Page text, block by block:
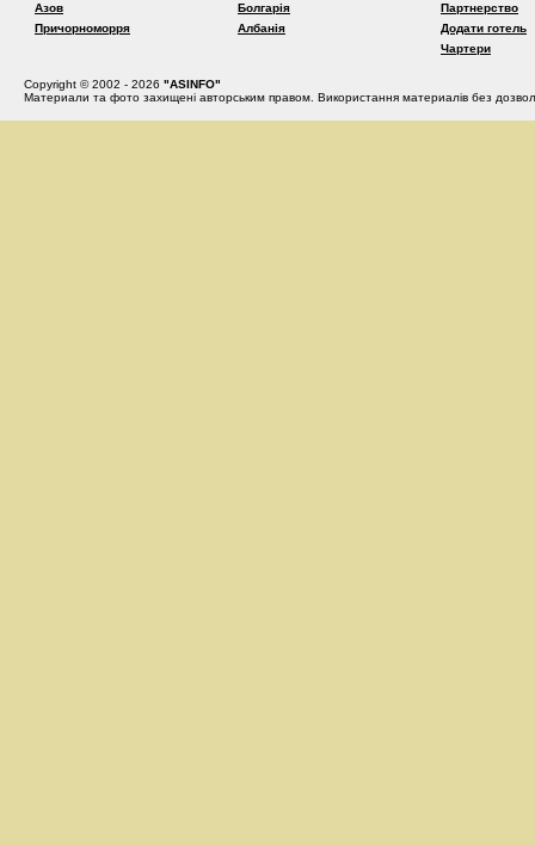
Азов
Причорноморря
Болгарія
Албанія
Партнерство
Додати готель
Чартери
Copyright © 2002 - 2026 "ASINFO"
Материали та фото захищені авторським правом. Використання материалів без